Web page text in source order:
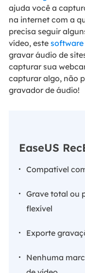
ajuda você a
na internet com a
precisa seguir
vídeo, este software
gravar áudio de
capturar sua
capturar algo, não
gravador de áudio!
EaseUS
Compatível
Grave total ou
flexível
Exporte
Nenhuma